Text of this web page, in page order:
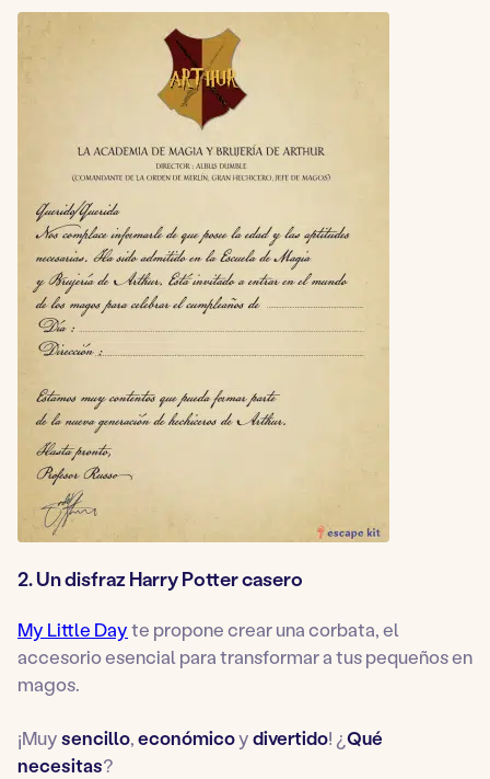
2. Un disfraz Harry Potter casero
My Little Dayte propone crear una corbata, el
accesorio esencial para transformar a tus pequeños en
magos.
¡Muysencillo,económicoydivertido! ¿Qué
necesitas?